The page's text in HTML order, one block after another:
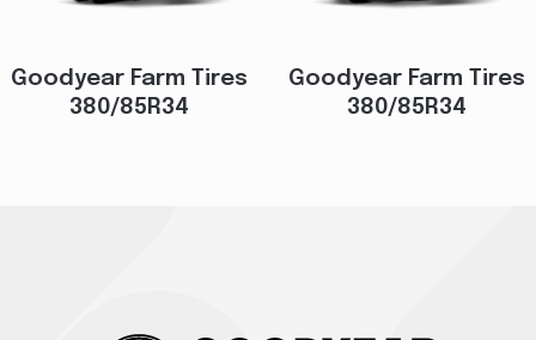
Goodyear Farm Tires
380/85R34
Goodyear Farm Tires
380/85R34